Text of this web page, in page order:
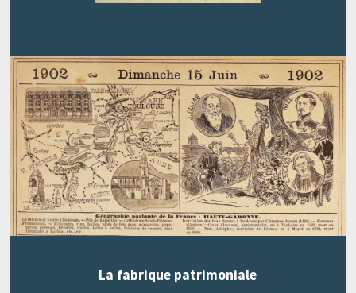
La fabrique patrimoniale